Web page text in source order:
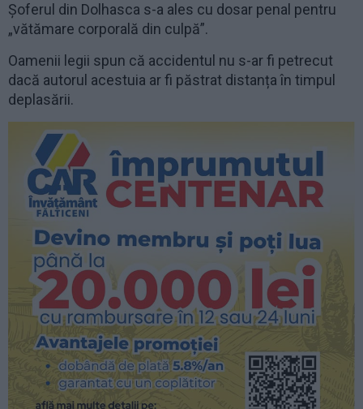
Șoferul din Dolhasca s-a ales cu dosar penal pentru
„vătămare corporală din culpă”.
Oamenii legii spun că accidentul nu s-ar fi petrecut
dacă autorul acestuia ar fi păstrat distanța în timpul
deplasării.